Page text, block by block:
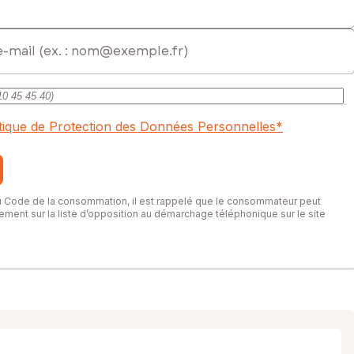
de Protection des Données Personnelles*
Code de la consommation, il est rappelé que le consommateur peut
sur la liste d’opposition au démarchage téléphonique sur le site